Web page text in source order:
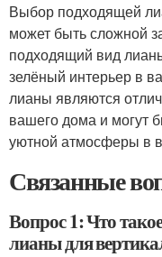
Выбор подходящей
может быть сложной
подходящий вид
зелёный интерьер в
лианы являются
вашего дома и могут
уютной атмосферы в
Связанные
Вопрос 1: Что
лианы для